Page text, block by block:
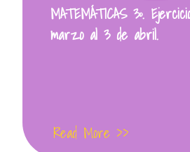
MATEMÁTICAS 3º.
marzo al 3 de abril.
Read More >>